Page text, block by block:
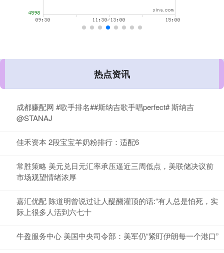
热点资讯
成都赚配网 #歌手排名##斯纳吉歌手唱perfect# 斯纳吉
@STANAJ
佳禾资本 2段宝宝羊奶粉排行：适配6
常胜策略 美元兑日元汇率承压逼近三周低点，美联储决议前
市场观望情绪浓厚
嘉汇优配 陈道明曾说过让人醍醐灌顶的话:“有人总是怕死，实
际上很多人活到六七十
牛盈服务中心 美国中央司令部：美军仍“紧盯伊朗每一个港口”